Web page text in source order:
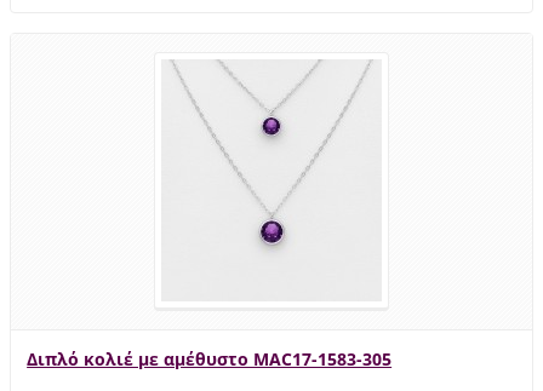
Διπλό κολιέ με αμέθυστο MAC17-1583-305